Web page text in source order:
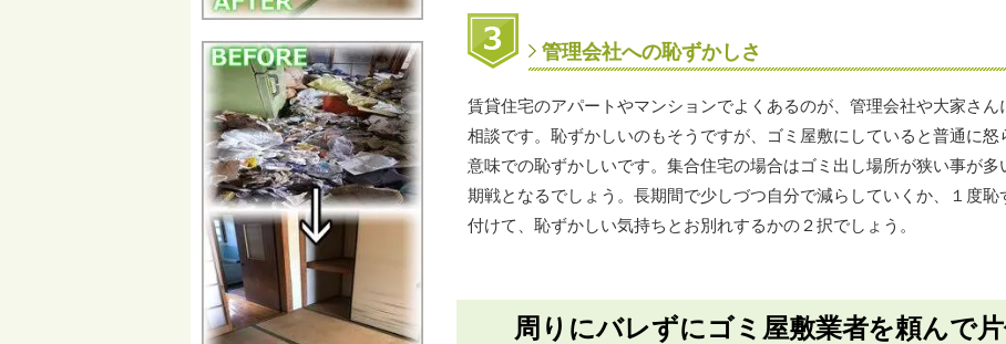
管理会社への恥ずかしさ
賃貸住宅のアパートやマンションでよくあるのが、管理会社や大家さん
相談です。恥ずかしいのもそうですが、ゴミ屋敷にしていると普通に
意味での恥ずかしいです。集合住宅の場合はゴミ出し場所が狭い事が
期戦となるでしょう。長期間で少しづつ自分で減らしていくか、１度
付けて、恥ずかしい気持ちとお別れするかの２択でしょう。
周りにバレずにゴミ屋敷業者を頼んで